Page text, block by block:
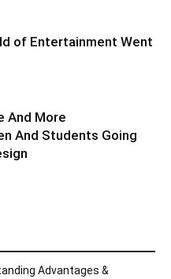
of Entertainment Went
And More
And Students Going
Advantages &